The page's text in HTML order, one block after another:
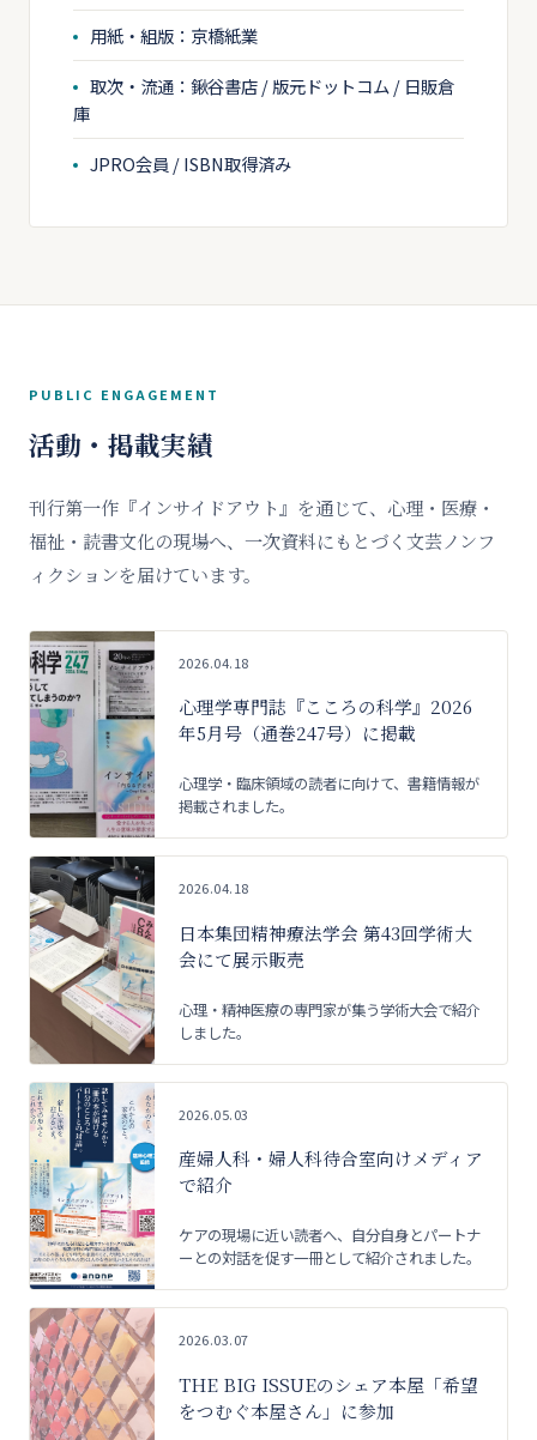
用紙・組版：京橋紙業
取次・流通：鍬谷書店 / 版元ドットコム / 日販倉
庫
JPRO会員 / ISBN取得済み
PUBLIC ENGAGEMENT
活動・掲載実績
刊行第一作『インサイドアウト』を通じて、心理・医療・
福祉・読書文化の現場へ、一次資料にもとづく文芸ノンフ
ィクションを届けています。
2026.04.18
心理学専門誌『こころの科学』2026
年5月号（通巻247号）に掲載
心理学・臨床領域の読者に向けて、書籍情報が
掲載されました。
2026.04.18
日本集団精神療法学会 第43回学術大
会にて展示販売
心理・精神医療の専門家が集う学術大会で紹介
しました。
2026.05.03
産婦人科・婦人科待合室向けメディア
で紹介
ケアの現場に近い読者へ、自分自身とパートナ
ーとの対話を促す一冊として紹介されました。
2026.03.07
THE BIG ISSUEのシェア本屋「希望
をつむぐ本屋さん」に参加